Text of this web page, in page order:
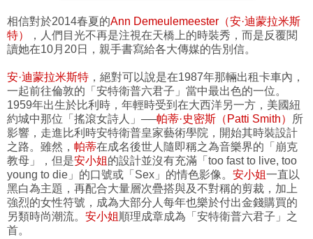
相信對於2014春夏的Ann Demeulemeester（安·迪蒙拉米斯
特）
，人們目光不再是注視在天橋上的時裝秀，而是反覆閱
讀她在10月20日，親手書寫給各大傳媒的告別信。
安·迪蒙拉米斯特 ，絕對可以說是在1987年那輛出租卡車內，
一起前往倫敦的「安特衛普六君子」當中最出色的一位。
1959年出生於比利時，年輕時受到在大西洋另一方，美國紐
約城中那位「搖滾女詩人」──帕蒂·史密斯（Patti Smith）
所
影響，走進比利時安特衛普皇家藝術學院，開始其時裝設計
之路。雖然， 帕蒂在成名後世人隨即稱之為音樂界的「崩克
教母」，但是安小姐的設計並沒有充滿「too fast to live, too
young to die」的口號或「Sex」的情色影像。 安小姐一直以
黑白為主題，再配合大量層次疊搭與及不對稱的剪裁，加上
強烈的女性符號，成為大部分人每年也樂於付出金錢購買的
另類時尚潮流。 安小姐順理成章成為「安特衛普六君子」之
首。